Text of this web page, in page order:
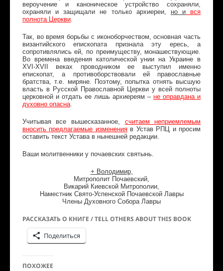
вероучение и каноническое устройство сохраняли,
охраняли и защищали не только архиереи, но ився
полнота Церкви.
Так, во время борьбы с иконоборчеством, основная часть
византийского епископата признала эту ересь, а
сопротивлялись ей, по преимуществу, монашествующие.
Во времена введения католической унии на Украине в
XVI-XVII веках проводником ее выступил именно
епископат, а противоборствовали ей православные
братства, т.е. миряне. Поэтому, попытка отнять высшую
власть в Русской Православной Церкви у всей полноты
церковной и отдать ее лишь архиереям –не оправдана и
духовно опасна.
Учитывая все вышесказанное, считаем неприемлемым
вносить предлагаемые измененияв Устав РПЦ и просим
оставить текст Устава в нынешней редакции.
Ваши молитвенники у почаевских святынь.
+ Володимир,
Митрополит Почаевский,
Викарий Киевской Митрополии,
Наместник Свято-Успенской Почаевской Лавры
Члены Духовного Собора Лавры
РАССКАЗАТЬ О КНИГЕ / TELL OTHERS ABOUT THIS BOOK
Поделиться
ПОХОЖЕЕ